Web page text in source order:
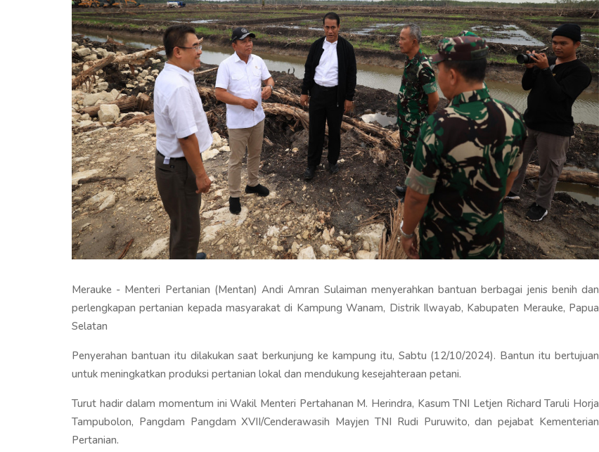
Merauke - Menteri Pertanian (Mentan) Andi Amran Sulaiman menyerahkan bantuan berbagai jenis benih dan
perlengkapan pertanian kepada masyarakat di Kampung Wanam, Distrik Ilwayab, Kabupaten Merauke, Papua
Selatan
Penyerahan bantuan itu dilakukan saat berkunjung ke kampung itu, Sabtu (12/10/2024). Bantun itu bertujuan
untuk meningkatkan produksi pertanian lokal dan mendukung kesejahteraan petani.
Turut hadir dalam momentum ini Wakil Menteri Pertahanan M. Herindra, Kasum TNI Letjen Richard Taruli Horja
Tampubolon, Pangdam Pangdam XVII/Cenderawasih Mayjen TNI Rudi Puruwito, dan pejabat Kementerian
Pertanian.